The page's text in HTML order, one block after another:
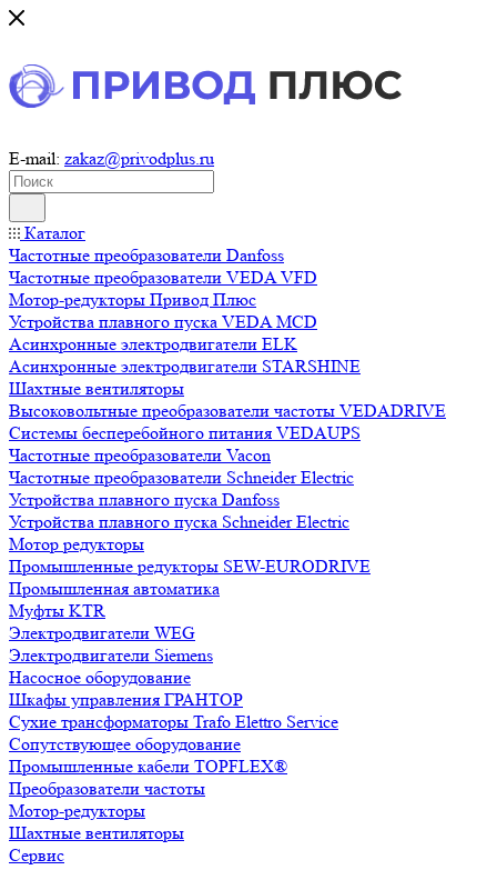
E-mail: zakaz@privodplus.ru
Каталог
Частотные преобразователи Danfoss
Частотные преобразователи VEDA VFD
Мотор-редукторы Привод Плюс
Устройства плавного пуска VEDA MCD
Асинхронные электродвигатели ELK
Асинхронные электродвигатели STARSHINE
Шахтные вентиляторы
Высоковольтные преобразователи частоты VEDADRIVE
Системы бесперебойного питания VEDAUPS
Частотные преобразователи Vacon
Частотные преобразователи Schneider Electric
Устройства плавного пуска Danfoss
Устройства плавного пуска Schneider Electric
Мотор редукторы
Промышленные редукторы SEW-EURODRIVE
Промышленная автоматика
Муфты KTR
Электродвигатели WEG
Электродвигатели Siemens
Насосное оборудование
Шкафы управления ГРАНТОР
Сухие трансформаторы Trafo Elettro Service
Сопутствующее оборудование
Промышленные кабели TOPFLEX®
Преобразователи частоты
Мотор-редукторы
Шахтные вентиляторы
Сервис